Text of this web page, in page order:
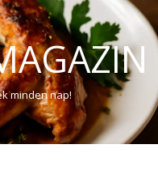
minden nap!